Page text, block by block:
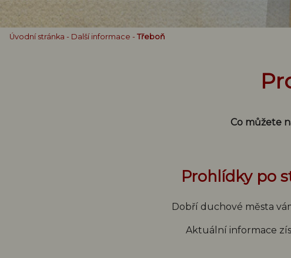
Úvodní stránka - Další informace - Třeboň
Co můžete
Prohlídky po
Dobří duchové města
Aktuální informace